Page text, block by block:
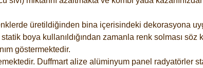
üretildiğinden bina içerisindeki dekorasyona
boya kullanıldığından zamanla renk solması söz
göstermektedir.
Duffmart alize alüminyum panel radyatörler